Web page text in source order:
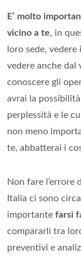
E’ molto
vicino a te, in
loro sede,
vedere anche dal
conoscere gli
avrai la
perplessità e le
non meno
te, abbatterai i
Non fare l’errore
Italia ci sono
importante farsi
compararli tra
preventivi e